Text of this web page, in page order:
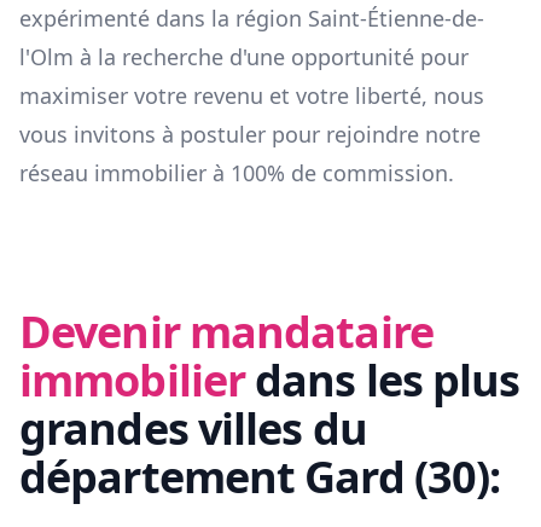
expérimenté dans la région Saint-Étienne-de-
l'Olm à la recherche d'une opportunité pour
maximiser votre revenu et votre liberté, nous
vous invitons à postuler pour rejoindre notre
réseau immobilier à 100% de commission.
Devenir mandataire
immobilierdans les plus
grandes villes du
département Gard (30):